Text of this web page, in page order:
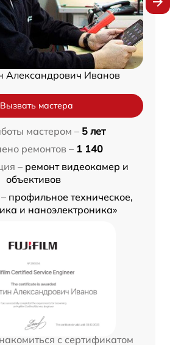
Александрович Иванов
Вызвать мастера
мастером – 5 лет
ремонтов – 1 140
– ремонт видеокамер и
объективов
профильное техническое,
и наноэлектроника»
с сертификатом